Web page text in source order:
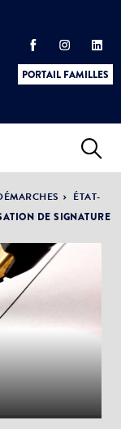
PORTAIL FAMILLES
&
ÉTAT-
DE SIGNATURE